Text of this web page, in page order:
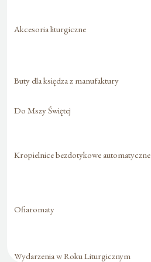
Akcesoria liturgiczne
Buty dla księdza z manufaktury
Do Mszy Świętej
Kropielnice bezdotykowe automatyczne
Ofiaromaty
Wydarzenia w Roku Liturgicznym